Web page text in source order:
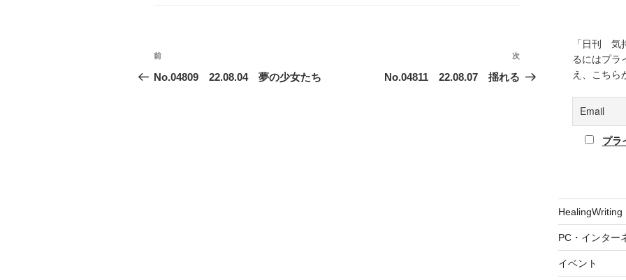
投
稿
前
の
前
No.04809 22.08.04 夢の少女たち
次
の
次
No.04811 22.08.07 揺れる
「日刊 気
るにはプラ
え、こちら
プラ
HealingWriting
PC・インター
イベント